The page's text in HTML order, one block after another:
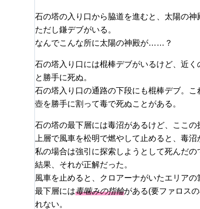
石の塔の入り口から脇道を進むと、太陽の神
ただし鎌デブがいる。
なんでこんな所に太陽の神殿が……？
石の塔入り口には棍棒デブがいるけど、近
と勝手に死ぬ。
石の塔入り口の通路の下段にも棍棒デブ。
壺を勝手に割って毒で死ぬことがある。
石の塔の最下層には毒沼があるけど、ここの
上層で風車を松明で燃やして止めると、毒沼
私の場合は強引に探索しようとして死んだの
結果、それが正解だった。
風車を止めると、クロアーナがいたエリアの
最下層には毒噛みの指輪がある(要ファロス
れない。